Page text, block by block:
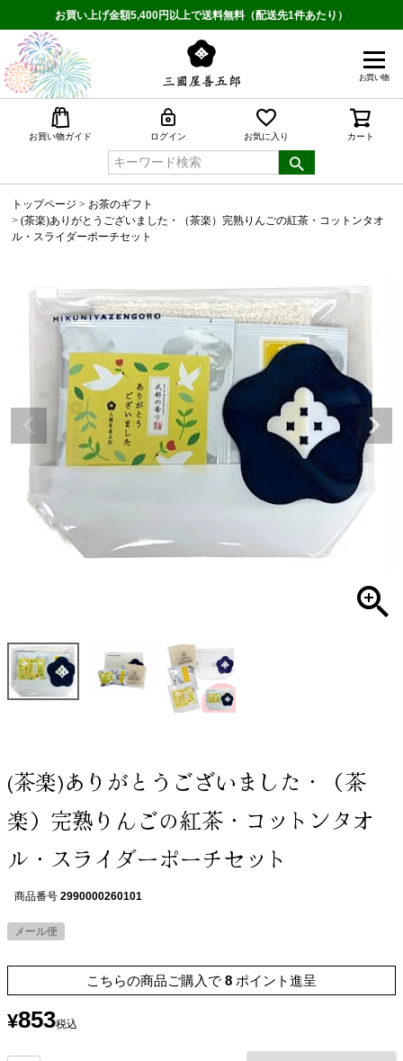
お買い上げ金額5,400円以上で送料無料（配送先1件あたり）
お買い物
お買い物ガイド ログイン お気に入り カート
トップページ
お茶のギフト
(茶楽)ありがとうございました・（茶楽）完熟りんごの紅茶・コットンタオ
ル・スライダーポーチセット
(茶楽)ありがとうございました・（茶
楽）完熟りんごの紅茶・コットンタオ
ル・スライダーポーチセット
商品番号 2990000260101
メール便
こちらの商品ご購入で 8 ポイント進呈
¥853税込